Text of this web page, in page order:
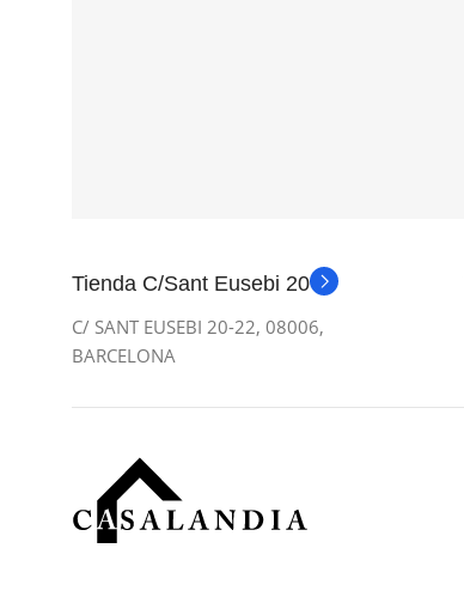
Tienda C/Sant Eusebi 20
C/ SANT EUSEBI 20-22, 08006,
BARCELONA